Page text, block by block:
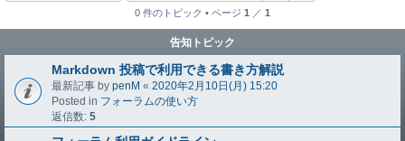
0 件のトピック • ページ 1 ／ 1
告知トピック
Markdown 投稿で利用できる書き方解説
最新記事 by penM « 2020年2月10日(月) 15:20
Posted in フォーラムの使い方
返信数: 5